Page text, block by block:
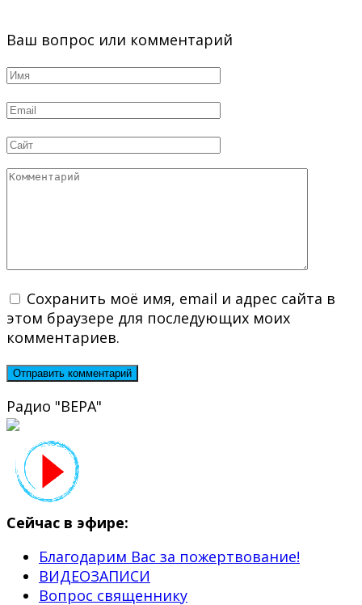
Ваш вопрос или комментарий
Имя
Email
Сайт
Комментарий
Сохранить моё имя, email и адрес сайта в
этом браузере для последующих моих
комментариев.
Радио "ВЕРА"
Сейчас в эфире:
Благодарим Вас за пожертвование!
ВИДЕОЗАПИСИ
Вопрос священнику